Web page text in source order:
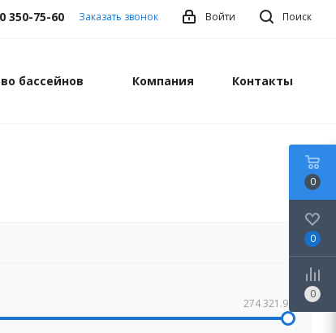
Поиск
Войти
350-75-60 Заказать звонок
бассейнов Компания Контакты
274 321.96
0
0
0